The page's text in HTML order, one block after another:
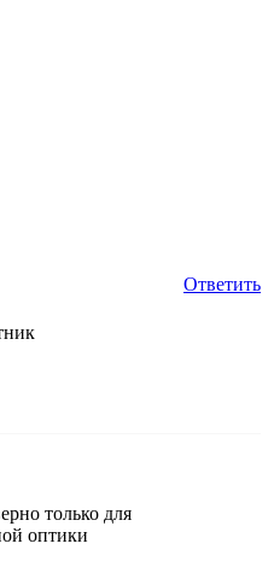
Ответить
только для
оптики